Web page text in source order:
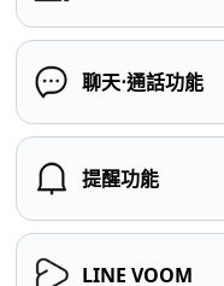
聊天⋅通話功能
提醒功能
LINE VOOM